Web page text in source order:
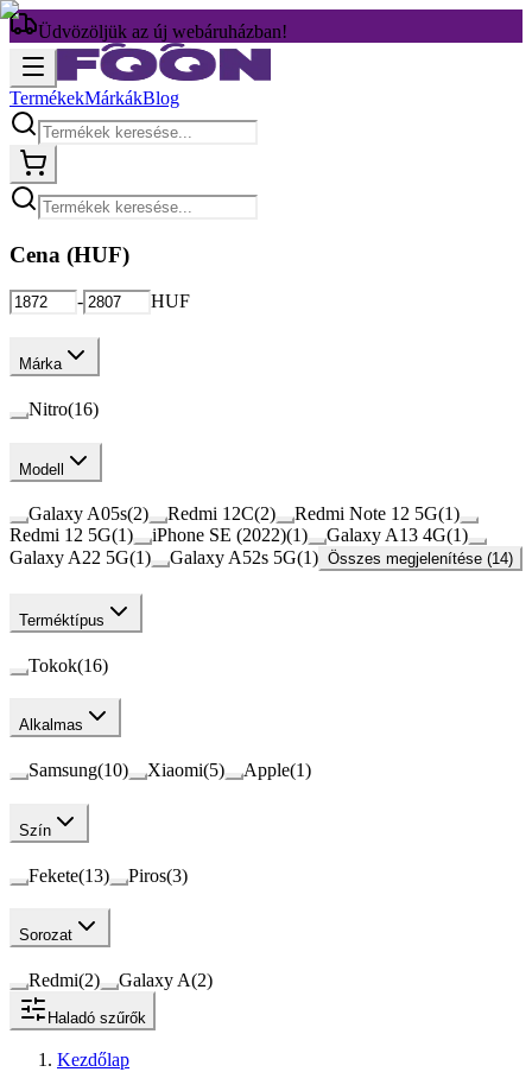
Üdvözöljük az új webáruházban!
TermékekMárkákBlog
Cena (HUF)
- HUF
Márka
Nitro(16)
Modell
Galaxy A05s(2) Redmi 12C(2) Redmi Note 12 5G(1)
Redmi 12 5G(1) iPhone SE (2022)(1) Galaxy A13 4G(1)
Galaxy A22 5G(1) Galaxy A52s 5G(1) Összes megjelenítése (14)
Terméktípus
Tokok(16)
Alkalmas
Samsung(10) Xiaomi(5) Apple(1)
Szín
Fekete(13) Piros(3)
Sorozat
Redmi(2) Galaxy A(2)
Haladó szűrők
Kezdőlap